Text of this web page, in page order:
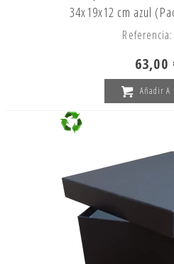
34x19x12 cm azul
63,00
Añadir A